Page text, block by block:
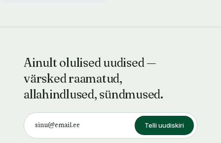
Ainult olulised uudised —
värsked raamatud,
allahindlused, sündmused.
Telli uudiskiri